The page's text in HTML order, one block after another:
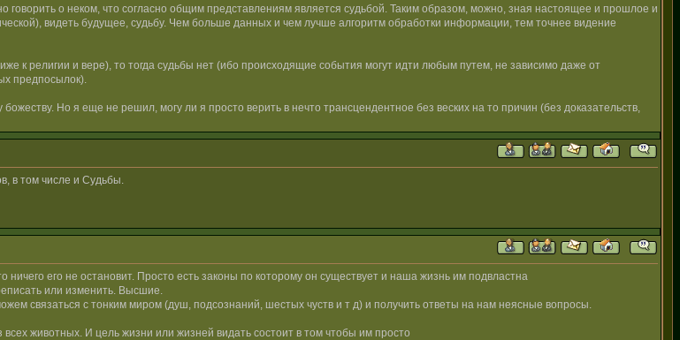
говорить о неком, что согласно общим представлениям является судьбой. Таким образом, можно, зная настоящее и прошлое и
видеть будущее, судьбу. Чем больше данных и чем лучше алгоритм обработки информации, тем точнее видение
к религии и вере), то тогда судьбы нет (ибо происходящие события могут идти любым путем, не зависимо даже от
предпосылок).
Но я еще не решил, могу ли я просто верить в нечто трансцендентное без веских на то причин (без доказательств,
в том числе и Судьбы.
его не остановит. Просто есть законы по которому он существует и наша жизнь им подвластна
или изменить. Высшие.
связаться с тонким миром (душ, подсознаний, шестых чуств и т д) и получить ответы на нам неясные вопросы.
животных. И цель жизни или жизней видать состоит в том чтобы им просто